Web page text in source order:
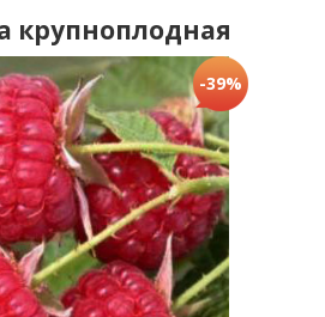
крупноплодная
-39%